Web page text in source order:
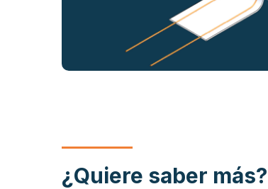
¿Quiere saber más?